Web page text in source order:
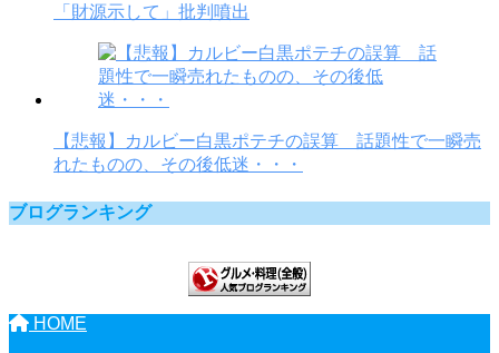
「財源示して」批判噴出
【悲報】カルビー白黒ポテチの誤算 話題性で一瞬売
れたものの、その後低迷・・・
ブログランキング
HOME